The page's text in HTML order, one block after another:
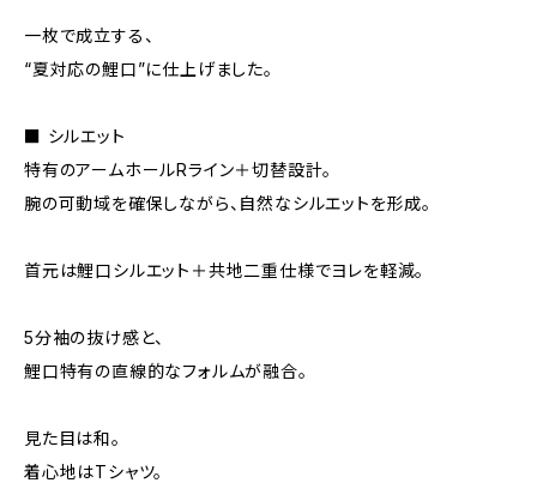
一枚で成立する、
“夏対応の鯉口”に仕上げました。
■ シルエット
特有のアームホールRライン＋切替設計。
腕の可動域を確保しながら、自然なシルエットを形成。
首元は鯉口シルエット＋共地二重仕様でヨレを軽減。
5分袖の抜け感と、
鯉口特有の直線的なフォルムが融合。
見た目は和。
着心地はTシャツ。